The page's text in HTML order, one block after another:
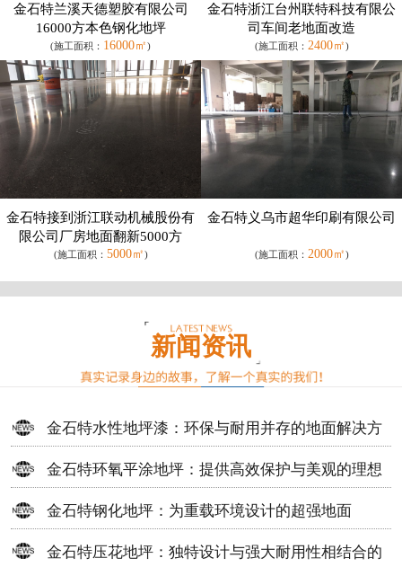
金石特兰溪天德塑胶有限公司
16000方本色钢化地坪
(施工面积： 16000㎡)
金石特浙江台州联特科技有限公
司车间老地面改造
(施工面积： 2400㎡)
金石特接到浙江联动机械股份有
限公司厂房地面翻新5000方
(施工面积： 5000㎡)
金石特义乌市超华印刷有限公司
(施工面积： 2000㎡)
新闻资讯
金石特水性地坪漆：环保与耐用并存的地面解决方
案
金石特环氧平涂地坪：提供高效保护与美观的理想
选择
金石特钢化地坪：为重载环境设计的超强地面
金石特压花地坪：独特设计与强大耐用性相结合的